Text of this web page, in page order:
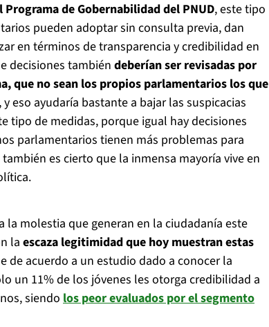
de Gobernabilidad del PNUD, este tipo
pueden adoptar sin consulta previa, dan
en términos de transparencia y credibilidad en
decisiones tambiéndeberían ser revisadas por
que no sean los propios parlamentarios los que
, y eso ayudaría bastante a bajar las suspicacias
tipo de medidas, porque igual hay decisiones
parlamentarios tienen más problemas para
es cierto que la inmensa mayoría vive en
la molestia que generan en la ciudadanía este
la escaza legitimidad que hoy muestran estas
de acuerdo a un estudio dado a conocer la
un 11% de los jóvenes les otorga credibilidad a
siendo los peor evaluados por el segmento